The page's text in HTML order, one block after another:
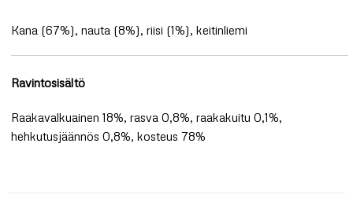
Kana (67%), nauta (8%), riisi (1%), keitinliemi
Ravintosisältö
Raakavalkuainen 18%, rasva 0,8%, raakakuitu 0,1%,
hehkutusjäännös 0,8%, kosteus 78%